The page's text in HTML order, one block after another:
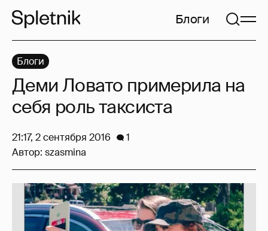
Блоги
Блоги
Деми Ловато примерила на
себя роль таксиста
21:17, 2 сентября 2016
1
Автор: szasmina